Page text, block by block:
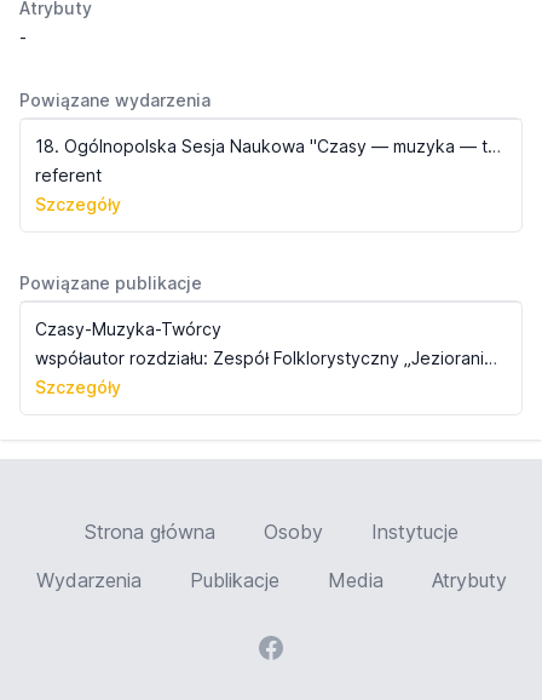
Atrybuty
-
Powiązane wydarzenia
18. Ogólnopolska Sesja Naukowa "Czasy — muzyka — twórcy"
referent
Szczegóły
Powiązane publikacje
Czasy-Muzyka-Twórcy
współautor rozdziału: Zespół Folklorystyczny „Jezioranie” kontynuatorem ludowych tradycji muzycznych w gminie Jeziora Wielkie
Szczegóły
Strona główna Osoby
Instytucje
Wydarzenia
Publikacje Media Atrybuty